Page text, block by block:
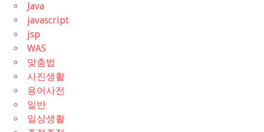
Java
javascript
jsp
WAS
맞춤법
사진생활
용어사전
일반
일상생활